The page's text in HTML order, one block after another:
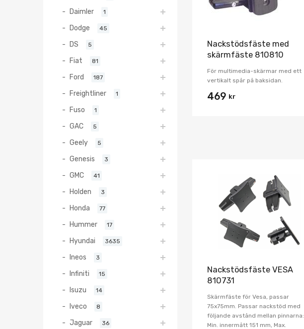
Nackstödsfäste med
skärmfäste 810810
För multimedia-skärmar med ett
vertikalt spår på baksidan.
469 kr
Nackstödsfäste VESA
810731
Skärmfäste för Vesa, passar
75x75mm. Passar nackstöd med
följande avstånd mellan pinnarna:
Min. innermått 151 mm, Max.
Daimler 1
Dodge 45
DS 5
Fiat 81
Ford 187
Freightliner 1
Fuso 1
GAC 5
Geely 5
Genesis 3
GMC 41
Holden 3
Honda 77
Hummer 17
Hyundai 3635
Ineos 3
Infiniti 15
Isuzu 14
Iveco 8
Jaguar 36